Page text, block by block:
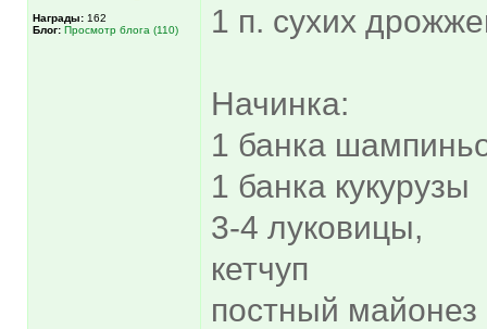
Награды: 162
Блог: Просмотр блога (110)
1 п. сухих
Начинка:
1 банка
1 банка кукурузы
3-4 луковицы,
кетчуп
постный